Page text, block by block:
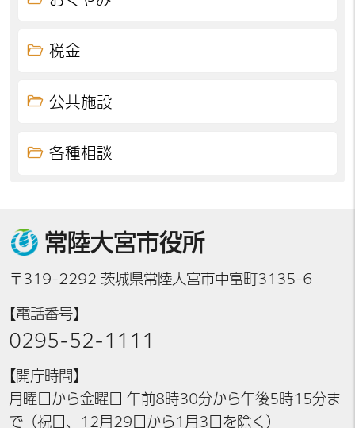
税金
公共施設
各種相談
常陸大宮市役所
〒319-2292 茨城県常陸大宮市中富町3135-6
【電話番号】
0295-52-1111
【開庁時間】
月曜日から金曜日 午前8時30分から午後5時15分ま
で（祝日、12月29日から1月3日を除く）